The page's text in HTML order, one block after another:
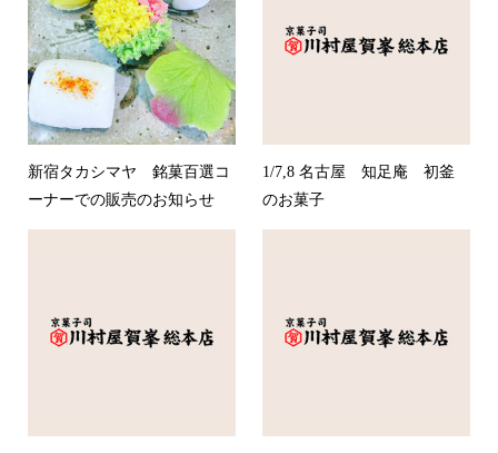
新宿タカシマヤ 銘菓百選コ
ーナーでの販売のお知らせ
1/7,8 名古屋 知足庵 初釜
のお菓子